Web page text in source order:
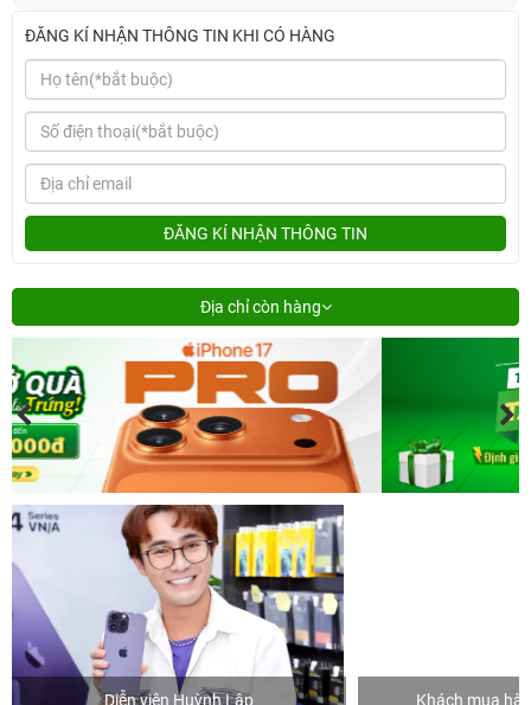
ĐĂNG KÍ NHẬN THÔNG TIN KHI CÓ HÀNG
ĐĂNG KÍ NHẬN THÔNG TIN
Địa chỉ còn hàng
Diễn viên Huỳnh Lập Khách mua